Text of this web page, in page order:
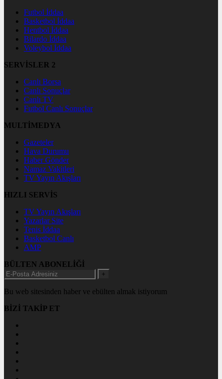
Futbol İddaa
Basketbol İddaa
Hentbol İddaa
Bilardo İddaa
Voleybol İddaa
SERVİSLER 2
Canlı Borsa
Canlı Sonuçlar
Canlı TV
Futbol Canlı Sonuçlar
MULTİMEDYA
Gazeteler
Hava Durumu
Haber Gönder
Namaz Vakitleri
TV Yayın Akışları
HIZLI SERVİS
TV Yayın Akışları
Yazarlar Site
Tenis İddaa
Basketbol Canlı
AMP
BÜLTEN ABONELİĞİ
+
Bu web sitesinden haber ve ebülten almak istiyorum
BİZİ TAKİP ET